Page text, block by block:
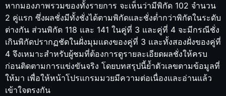
หากมองภาพรวมของทั้งรายการ จะเห็นว่ามีพิกัด 102 จำนวน
2 คู่แรก ซึ่งผลชั่งมีทั้งชั่งได้ตามพิกัดและชั่งต่ำกว่าพิกัดในระดับ
ต่างกัน ส่วนพิกัด 118 และ 141 ในคู่ที่ 3 และคู่ที่ 4 จะมีกรณีชั่ง
เกินพิกัดปรากฏชัดในฝั่งมุมแดงของคู่ที่ 3 และทั้งสองฝั่งของคู่ที่
4 จึงเหมาะสำหรับผู้ชมที่ต้องการดูรายละเอียดผลชั่งให้ครบ
ก่อนติดตามการแข่งขันจริง โดยบทสรุปนี้ย้ำตัวเลขตามข้อมูลที่
ให้มา เพื่อให้หน้าโปรแกรมมวยมีความต่อเนื่องและอ่านแล้ว
เข้าใจตรงกัน